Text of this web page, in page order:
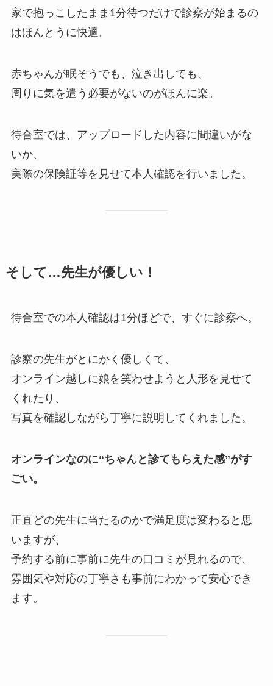
家で抱っこしたまま1分待つだけで診察が始まるの
はほんとうに快適。
赤ちゃんが眠そうでも、泣き出しても、
周りに気を遣う必要がないのがほんに楽。
待合室では、アップロードした内容に間違いがな
いか、
実際の保険証等を見せて本人確認を行いました。
そして…先生が優しい！
待合室での本人確認は1分ほどで、すぐに診察へ。
診察の先生がとにかく優しくて、
オンライン越しに娘を笑わせようと人形を見せて
くれたり、
写真を確認しながら丁寧に説明してくれました。
オンラインなのに“ちゃんと診てもらえた感”がす
ごい。
正直どの先生に当たるのかで満足度は変わると思
いますが、
予約する前に事前に先生の口コミが見れるので、
雰囲気や対応の丁寧さも事前にわかって安心でき
ます。